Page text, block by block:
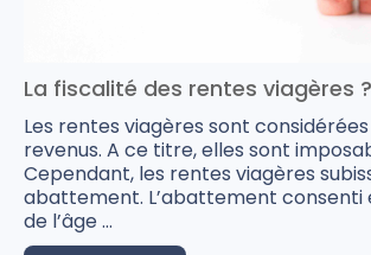
La fiscalité des rentes viagères ?
Les rentes viagères sont
revenus. A ce titre, elles sont
Cependant, les rentes viagères
abattement. L’abattement consenti
de l’âge ...